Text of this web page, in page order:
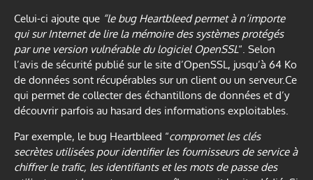
Celui-ci ajoute que “le bug Heartbleed permet à n’importe
qui sur Internet de lire la mémoire des systèmes protégés
par une version vulnérable du logiciel OpenSSL“. Selon
l’avis de sécurité publié sur le site d’OpenSSL, jusqu’à 64 Ko
de données sont récupérables sur un client ou un serveur.Ce
qui permet de collecter des échantillons de données et d’y
découvrir parfois au hasard des informations exploitables.
Par exemple, le bug Heartbleed “compromet les clés
secrètes utilisées pour identifier les fournisseurs de service à
chiffrer le trafic, les identifiants et les mots de passe des